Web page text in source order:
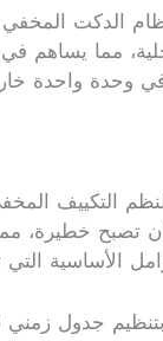
نظام الدكت
مما يساهم
وحدة واحدة
للنظم التكييف
تصبح خطيرة،
الأساسية
بتنظيم جدول